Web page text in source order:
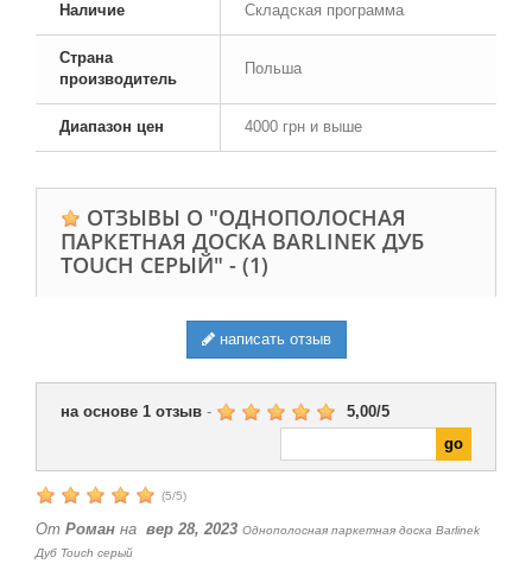
Наличие Складская программа
Страна
производитель
Польша
Диапазон цен 4000 грн и выше
ОТЗЫВЫ О "ОДНОПОЛОСНАЯ
ПАРКЕТНАЯ ДОСКА BARLINEK ДУБ
TOUCH СЕРЫЙ" - (1)
написать отзыв
на основе 1 отзыв - 5,00/5
(5/5)
От Роман на вер 28, 2023 Однополосная паркетная доска Barlinek
Дуб Touch серый